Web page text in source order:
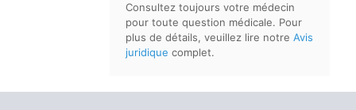
Consultez toujours votre médecin
pour toute question médicale. Pour
plus de détails, veuillez lire notre Avis
juridique complet.